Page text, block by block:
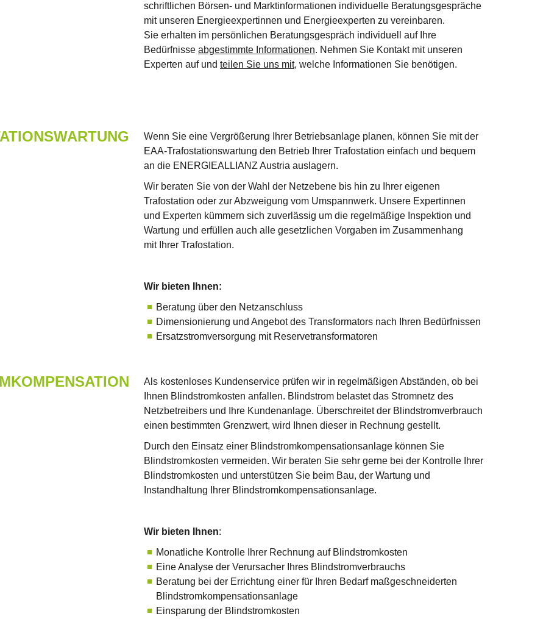
schriftlichen Börsen- und Marktinformationen individuelle Beratungsgespräche
mit unseren Energieexpertinnen und Energieexperten zu vereinbaren.
Sie erhalten im persönlichen Beratungsgespräch individuell auf Ihre
Bedürfnisse abgestimmte Informationen. Nehmen Sie Kontakt mit unseren
Experten auf und teilen Sie uns mit, welche Informationen Sie benötigen.
Wenn Sie eine Vergrößerung Ihrer Betriebsanlage planen, können Sie mit der
EAA-Trafostationswartung den Betrieb Ihrer Trafostation einfach und bequem
an die ENERGIEALLIANZ Austria auslagern.
Wir beraten Sie von der Wahl der Netzebene bis hin zu Ihrer eigenen
Trafostation oder zur Abzweigung vom Umspannwerk. Unsere Expertinnen
und Experten kümmern sich zuverlässig um die regelmäßige Inspektion und
Wartung und erfüllen auch alle gesetzlichen Vorgaben im Zusammenhang
mit Ihrer Trafostation.
Wir bieten Ihnen:
Beratung über den Netzanschluss
Dimensionierung und Angebot des Transformators nach Ihren Bedürfnissen
Ersatzstromversorgung mit Reservetransformatoren
Als kostenloses Kundenservice prüfen wir in regelmäßigen Abständen, ob bei
Ihnen Blindstromkosten anfallen. Blindstrom belastet das Stromnetz des
Netzbetreibers und Ihre Kundenanlage. Überschreitet der Blindstromverbrauch
einen bestimmten Grenzwert, wird Ihnen dieser in Rechnung gestellt.
Durch den Einsatz einer Blindstromkompensationsanlage können Sie
Blindstromkosten vermeiden. Wir beraten Sie sehr gerne bei der Kontrolle Ihrer
Blindstromkosten und unterstützen Sie beim Bau, der Wartung und
Instandhaltung Ihrer Blindstromkompensationsanlage.
Wir bieten Ihnen:
Monatliche Kontrolle Ihrer Rechnung auf Blindstromkosten
Eine Analyse der Verursacher Ihres Blindstromverbrauchs
Beratung bei der Errichtung einer für Ihren Bedarf maßgeschneiderten
Blindstromkompensationsanlage
Einsparung der Blindstromkosten